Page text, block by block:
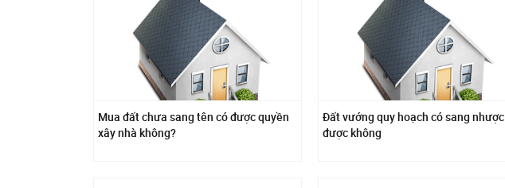
Mua đất chưa sang tên có được quyền
xây nhà không?
Đất vướng quy hoạch có sang nhược
được không